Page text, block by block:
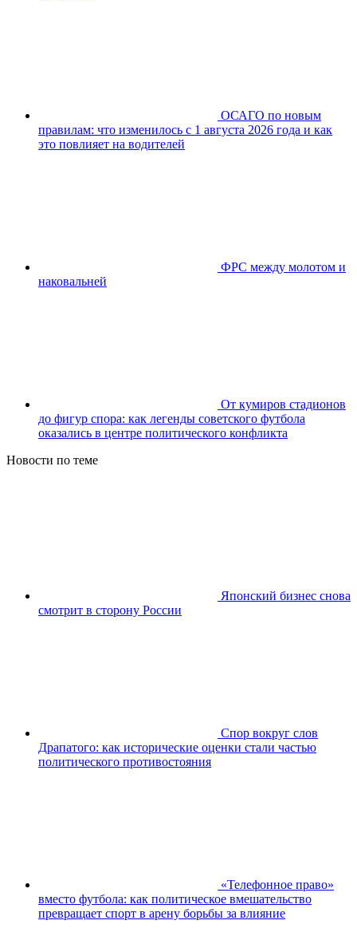
ОСАГО по новым
правилам: что изменилось с 1 августа 2026 года и как
это повлияет на водителей
ФРС между молотом и
наковальней
От кумиров стадионов
до фигур спора: как легенды советского футбола
оказались в центре политического конфликта
Новости по теме
Японский бизнес снова
смотрит в сторону России
Спор вокруг слов
Драпатого: как исторические оценки стали частью
политического противостояния
«Телефонное право»
вместо футбола: как политическое вмешательство
превращает спорт в арену борьбы за влияние